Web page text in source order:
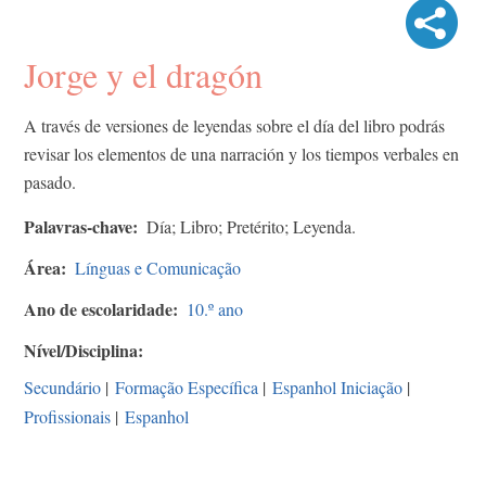
Jorge y el dragón
A través de versiones de leyendas sobre el día del libro podrás
revisar los elementos de una narración y los tiempos verbales en
pasado.
Palavras-chave Día; Libro; Pretérito; Leyenda.
Área Línguas e Comunicação
Ano de escolaridade 10.º ano
Nível/Disciplina
Secundário | Formação Específica | Espanhol Iniciação |
Profissionais | Espanhol